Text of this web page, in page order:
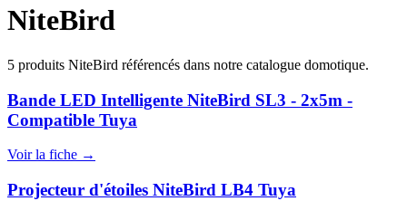
NiteBird
5 produits NiteBird référencés dans notre catalogue domotique.
Bande LED Intelligente NiteBird SL3 - 2x5m -
Compatible Tuya
Voir la fiche →
Projecteur d'étoiles NiteBird LB4 Tuya